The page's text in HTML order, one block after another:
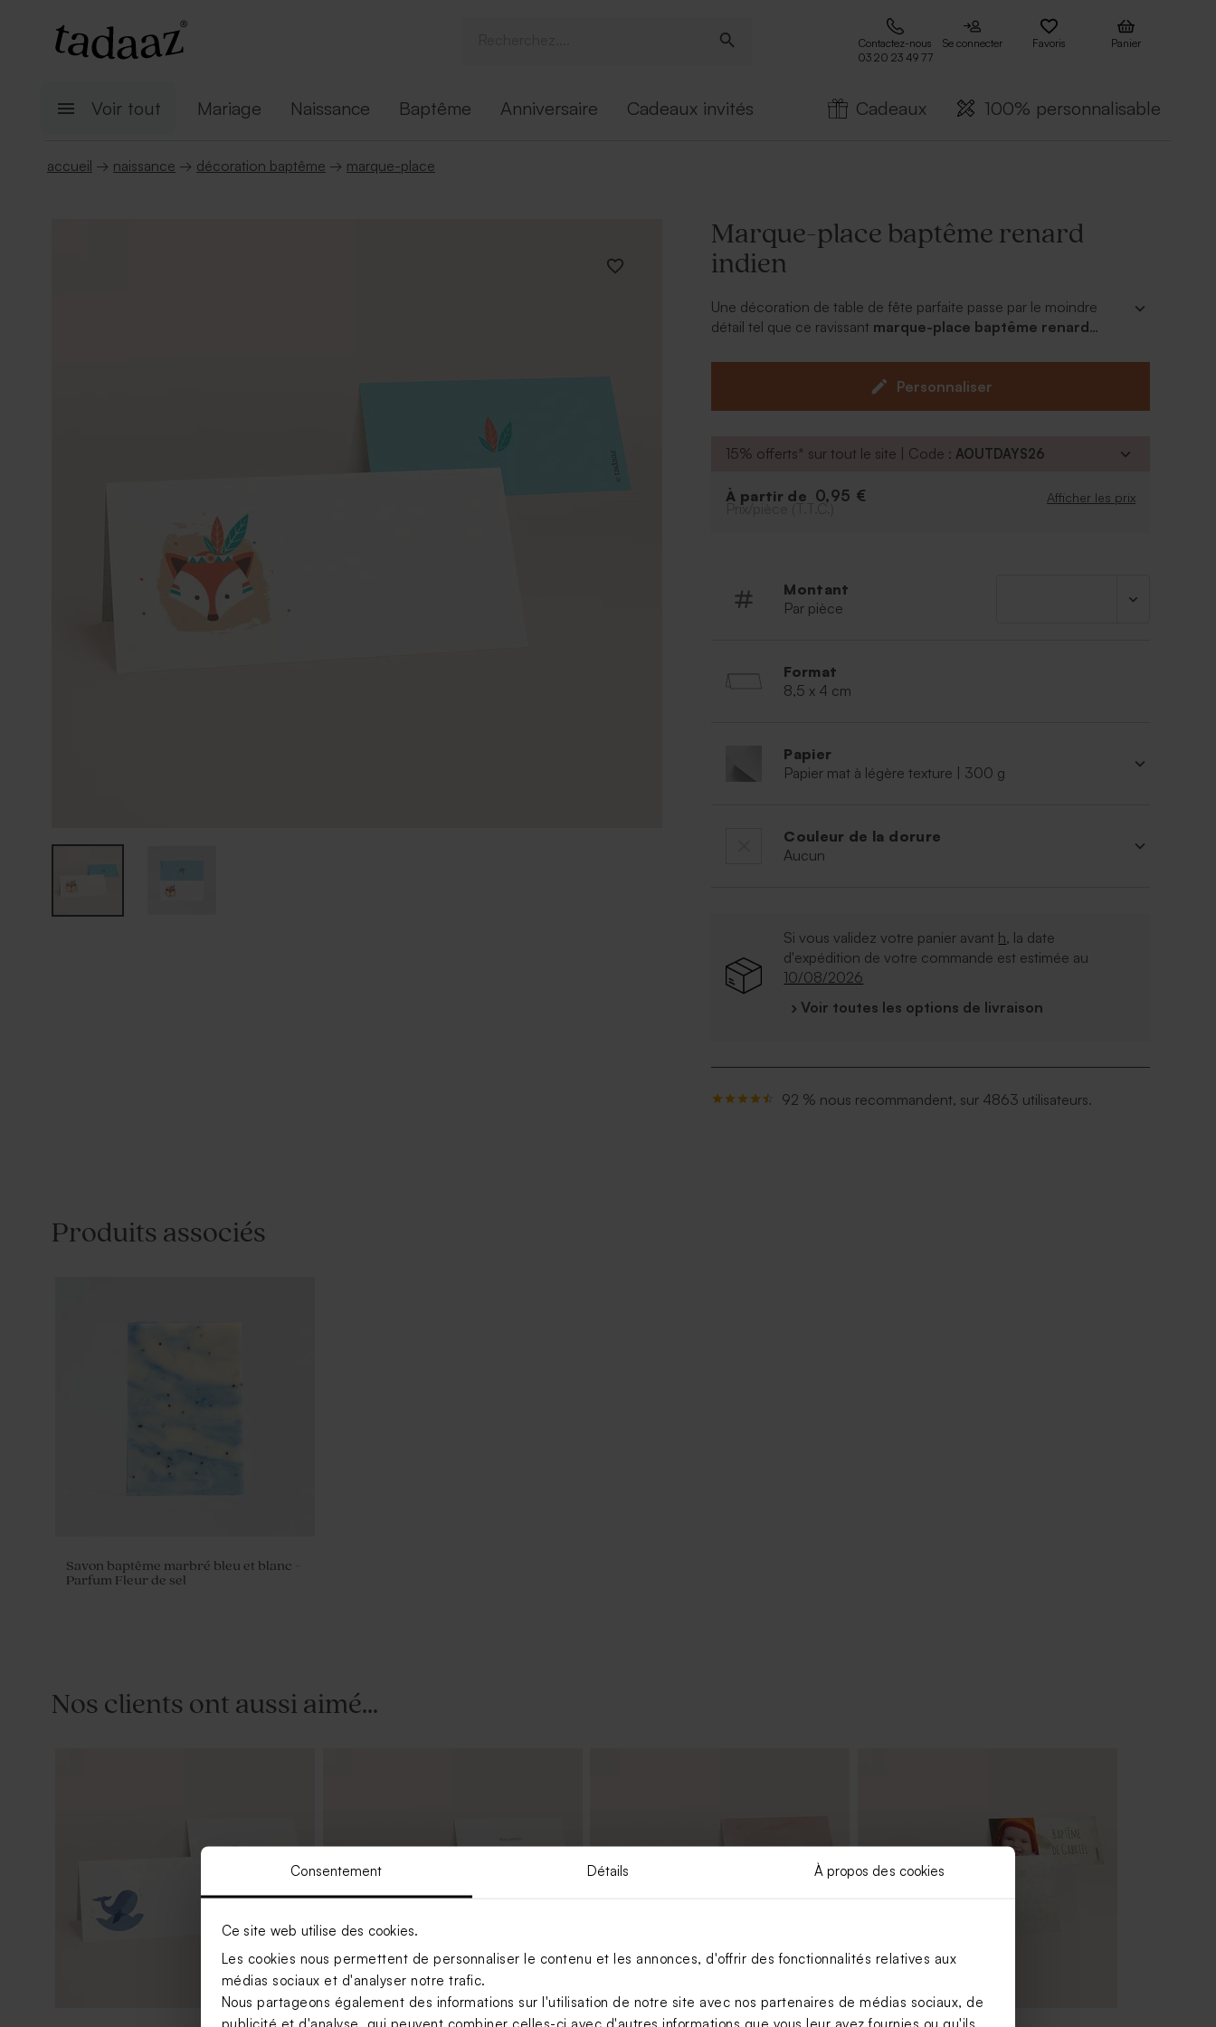
Consentement Détails À propos des cookies
Ce site web utilise des cookies.
Les cookies nous permettent de personnaliser le contenu et les annonces, d'offrir des fonctionnalités relatives aux
médias sociaux et d'analyser notre trafic.
Nous partageons également des informations sur l'utilisation de notre site avec nos partenaires de médias sociaux, de
publicité et d'analyse, qui peuvent combiner celles-ci avec d'autres informations que vous leur avez fournies ou qu'ils
Contactez-nous
03 20 23 49 77
Se connecter Favoris Panier
Voir tout Mariage Naissance Baptême Anniversaire Cadeaux invités Cadeaux 100% personnalisable
accueil → naissance → décoration baptême → marque-place
Marque-place baptême renard
indien
Une décoration de table de fête parfaite passe par le moindre
détail tel que ce ravissant marque-place baptême renard
enfant. À vous d'y inscrire avec un joli stylo le prénom de chaque
Personnaliser
15% offerts* sur tout le site | Code :AOUTDAYS26
À partir de 0,95 € Afficher les prix
Prix/pièce (T.T.C.)
Montant
Par pièce
Format
8,5 x 4 cm
Papier
Papier mat à légère texture | 300 g
Couleur de la dorure
Aucun
Si vous validez votre panier avant h, la date
d'expédition de votre commande est estimée au
10/08/2026
› Voir toutes les options de livraison
92 % nous recommandent, sur 4863 utilisateurs.
Produits associés
Savon baptême marbré bleu et blanc -
Parfum Fleur de sel
Nos clients ont aussi aimé...